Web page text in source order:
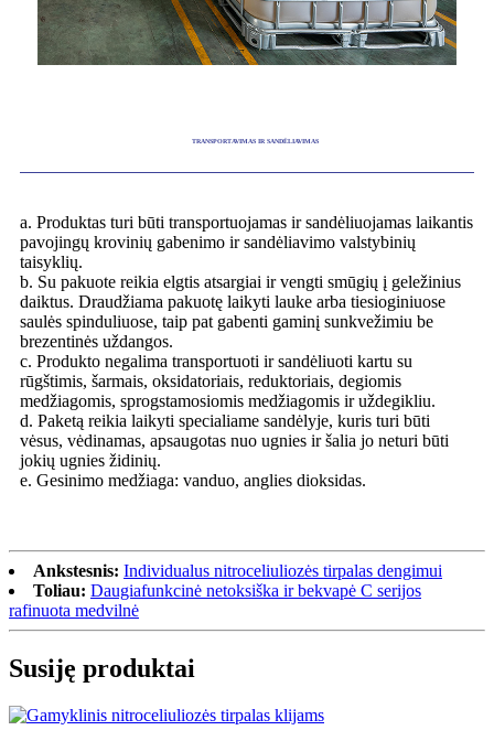
TRANSPORTAVIMAS IR SANDĖLIAVIMAS
a. Produktas turi būti transportuojamas ir sandėliuojamas laikantis
pavojingų krovinių gabenimo ir sandėliavimo valstybinių
taisyklių.
b. Su pakuote reikia elgtis atsargiai ir vengti smūgių į geležinius
daiktus. Draudžiama pakuotę laikyti lauke arba tiesioginiuose
saulės spinduliuose, taip pat gabenti gaminį sunkvežimiu be
brezentinės uždangos.
c. Produkto negalima transportuoti ir sandėliuoti kartu su
rūgštimis, šarmais, oksidatoriais, reduktoriais, degiomis
medžiagomis, sprogstamosiomis medžiagomis ir uždegikliu.
d. Paketą reikia laikyti specialiame sandėlyje, kuris turi būti
vėsus, vėdinamas, apsaugotas nuo ugnies ir šalia jo neturi būti
jokių ugnies židinių.
e. Gesinimo medžiaga: vanduo, anglies dioksidas.
Ankstesnis: Individualus nitroceliuliozės tirpalas dengimui
Toliau: Daugiafunkcinė netoksiška ir bekvapė C serijos
rafinuota medvilnė
Susiję produktai